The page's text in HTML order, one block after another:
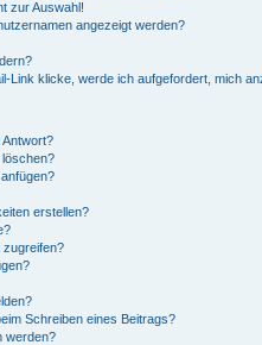
zur Auswahl!
angezeigt werden?
Link klicke, werde ich aufgefordert, mich
löschen?
erstellen?
zugreifen?
Schreiben eines Beitrags?
werden?